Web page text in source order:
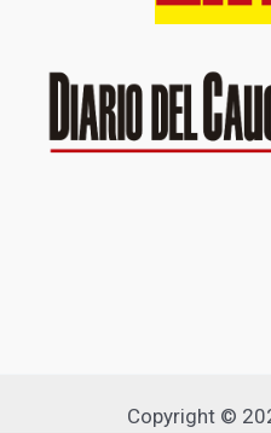
Copyright ©